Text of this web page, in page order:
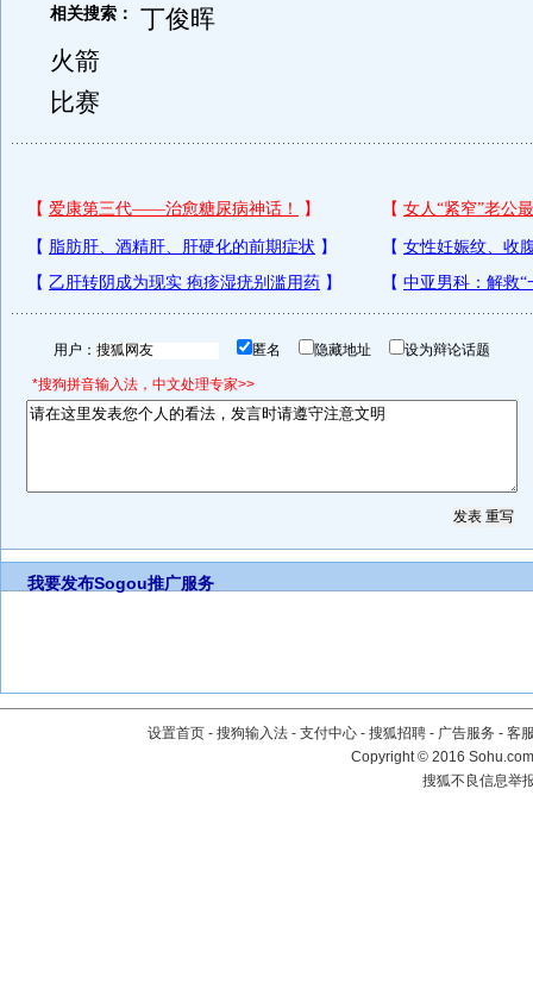
相关搜索：
丁俊晖
火箭
比赛
用户： 匿名 隐藏地址 设为辩论话题
*搜狗拼音输入法，中文处理专家>>
我要发布Sogou推广服务
设置首页 - 搜狗输入法 - 支付中心 - 搜狐招聘 - 广告服务 - 客
Copyright©2016
搜狐不良信息举